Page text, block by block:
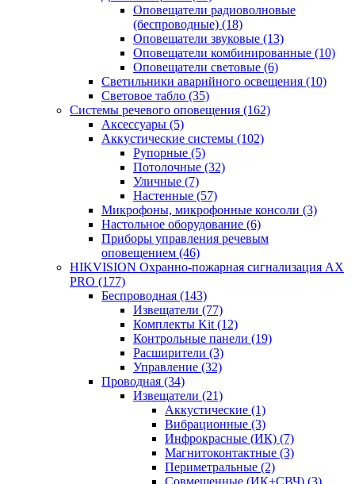
Оповещатели радиоволновые
(беспроводные) (18)
Оповещатели звуковые (13)
Оповещатели комбинированные (10)
Оповещатели световые (6)
Светильники аварийного освещения (10)
Световое табло (35)
Системы речевого оповещения (162)
Аксессуары (5)
Аккустические системы (102)
Рупорные (5)
Потолочные (32)
Уличные (7)
Настенные (57)
Микрофоны, микрофонные консоли (3)
Настольное оборудование (6)
Приборы управления речевым
оповещением (46)
HIKVISION Охранно-пожарная сигнализация AX
PRO (177)
Беспроводная (143)
Извещатели (77)
Комплекты Kit (12)
Контрольные панели (19)
Расширители (3)
Управление (32)
Проводная (34)
Извещатели (21)
Аккустические (1)
Вибрационные (3)
Инфрокрасные (ИК) (7)
Магнитоконтактные (3)
Периметральные (2)
Совмещенные (ИК+СВЧ) (3)